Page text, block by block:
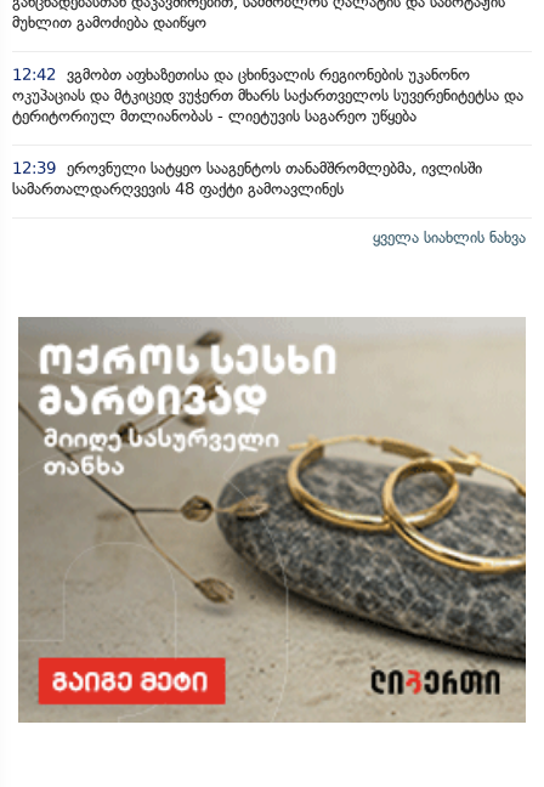
მუხლით გამოძიება დაიწყო
12:42
ვგმობთ აფხაზეთისა და ცხინვალის რეგიონების უკანონო
ოკუპაციას და მტკიცედ ვუჭერთ მხარს საქართველოს სუვერენიტეტსა და
ტერიტორიულ მთლიანობას - ლიეტუვის საგარეო უწყება
12:39 ეროვნული სატყეო სააგენტოს თანამშრომლებმა, ივლისში
სამართალდარღვევის 48 ფაქტი გამოავლინეს
ყველა სიახლის ნახვა